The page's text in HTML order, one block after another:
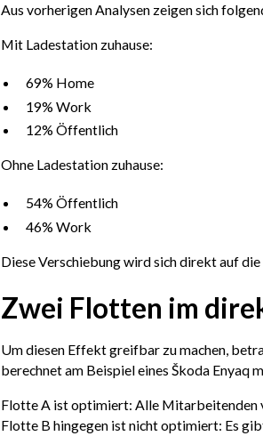
Aus vorherigen Analysen zeigen sich
Mit Ladestation zuhause:
69% Home
19% Work
12% Öffentlich
Ohne Ladestation zuhause:
54% Öffentlich
46% Work
Diese Verschiebung wird sich direkt auf
Zwei Flotten im
Um diesen Effekt greifbar zu machen,
berechnet am Beispiel eines Škoda Enyaq
Flotte A ist optimiert: Alle Mitarbeitenden
Flotte B hingegen ist nicht optimiert: Es